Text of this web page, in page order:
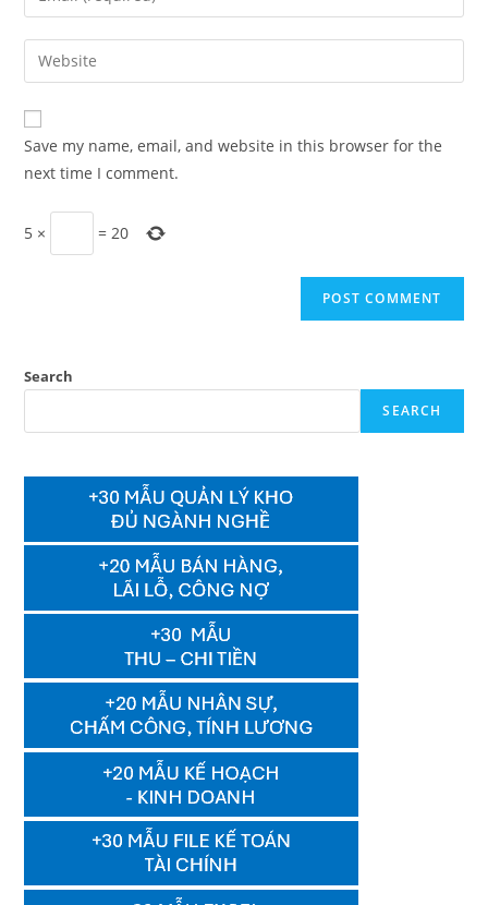
comment
your
email
address
comment
Enter
your
website
URL
(optional)
Save my name, email, and website in this browser for the
next time I comment.
5 × =20
Search
SEARCH